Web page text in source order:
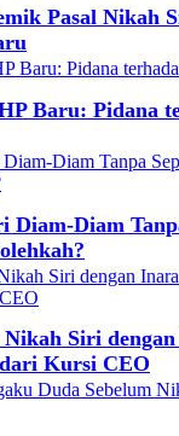
Pasal Nikah
Baru: Pidana
Diam-Diam
Nikah Siri
Kursi CEO